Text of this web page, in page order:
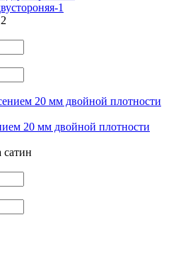
1
20 мм двойной плотности
сатин